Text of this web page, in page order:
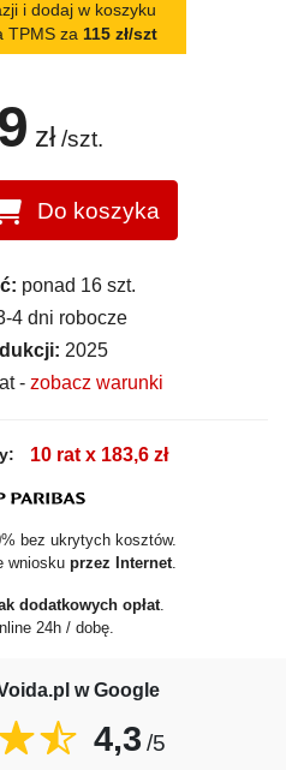
i dodaj w koszyku
TPMS za 115 zł/szt
zł /szt.
Do koszyka
ponad 16 szt.
4 dni robocze
2025
- zobacz warunki
10 rat x 183,6 zł
bez ukrytych kosztów.
wniosku przez Internet
dodatkowych opłat
24h / dobę.
w Google
4,3 /5